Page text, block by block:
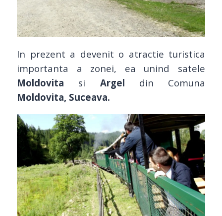
In prezent a devenit o atractie turistica
importanta a zonei, ea unind satele
Moldovita si Argel din Comuna
Moldovita, Suceava.